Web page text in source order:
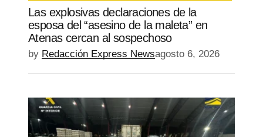
Las explosivas declaraciones de la
esposa del “asesino de la maleta” en
Atenas cercan al sospechoso
by Redacción Express Newsagosto 6, 2026